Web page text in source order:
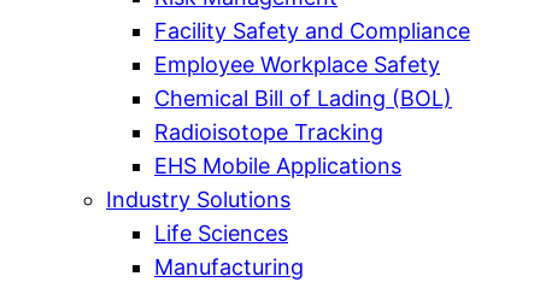
Facility Safety and Compliance
Employee Workplace Safety
Chemical Bill of Lading (BOL)
Radioisotope Tracking
EHS Mobile Applications
Industry Solutions
Life Sciences
Manufacturing